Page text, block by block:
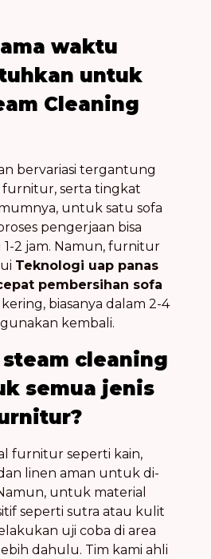
waktu
untuk
Cleaning
bervariasi tergantung
furnitur, serta tingkat
untuk satu sofa
pengerjaan bisa
2 jam. Namun, furnitur
Teknologi uap panas
pembersihan sofa
biasanya dalam 2-4
kembali.
cleaning
semua jenis
furnitur seperti kain,
linen aman untuk di-
untuk material
seperti sutra atau kulit
uji coba di area
dahulu. Tim kami ahli